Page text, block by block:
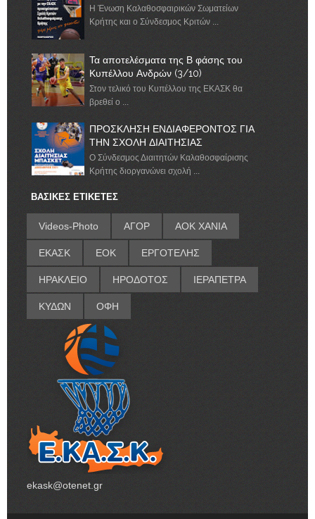
Η Ένωση Καλαθοσφαιρικών Σωματείων
Κρήτης και ο Σύνδεσμος Κριτών ...
Τα αποτελέσματα της Β φάσης του
Κυπέλλου Ανδρών (3/10)
Στον τελικό του Κυπέλλου της ΕΚΑΣΚ θα
βρεθεί ο ...
ΠΡΟΣΚΛΗΣΗ ΕΝΔΙΑΦΕΡΟΝΤΟΣ ΓΙΑ
ΤΗΝ ΣΧΟΛΗ ΔΙΑΙΤΗΣΙΑΣ
Ο Σύνδεσμος Διαιτητών Καλαθοσφαίρισης
Κρήτης διοργανώνει σχολή ...
ΒΑΣΙΚΕΣ ΕΤΙΚΕΤΕΣ
Videos-Photo ΑΓΟΡ ΑΟΚ ΧΑΝΙΑ
ΕΚΑΣΚ ΕΟΚ ΕΡΓΟΤΕΛΗΣ
ΗΡΑΚΛΕΙΟ ΗΡΟΔΟΤΟΣ ΙΕΡΑΠΕΤΡΑ
ΚΥΔΩΝ ΟΦΗ
ekask@otenet.gr